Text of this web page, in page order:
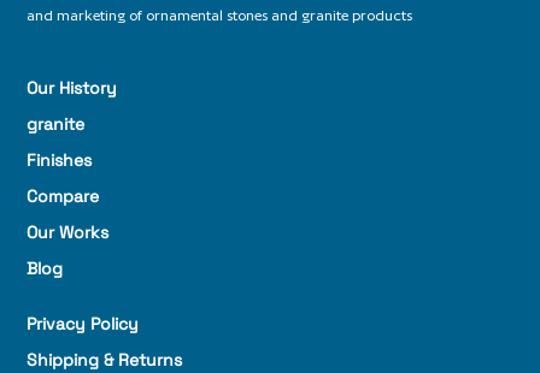
and marketing of ornamental stones and granite products
Our History
granite
Finishes
Compare
Our Works
Blog
Privacy Policy
Shipping & Returns